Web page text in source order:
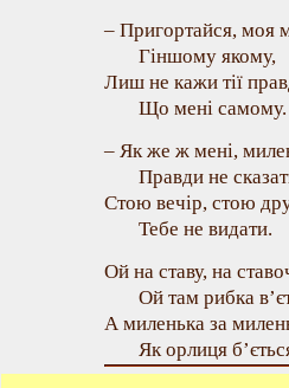
– Пригортайся, моя
Гіншому якому,
Лиш не кажи тії
Що мені самому.
– Як же ж мені,
Правди не
Стою вечір, стою
Тебе не видати.
Ой на ставу, на
Ой там рибка
А миленька за
Як орлиця